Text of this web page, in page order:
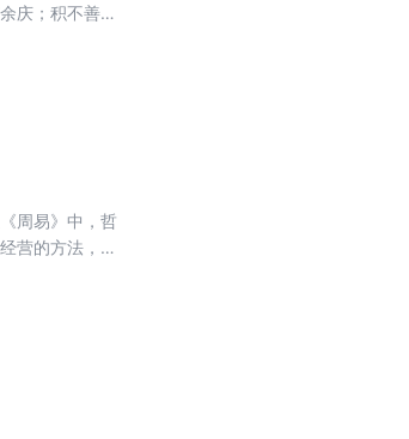
庆；积不善之
周易》中，哲
营的方法，同